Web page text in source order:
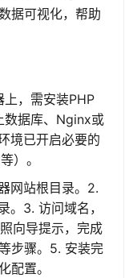
据可视化，帮助
上，需安装PHP
数据库、Nginx或
境已开启必要的
）。
网站根目录。2.
。3. 访问域名，
向导提示，完成
步骤。5. 安装完
配置。